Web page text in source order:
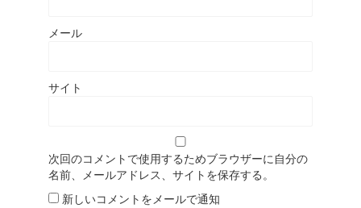
メール
サイト
次回のコメントで使用するためブラウザーに自分の
名前、メールアドレス、サイトを保存する。
新しいコメントをメールで通知